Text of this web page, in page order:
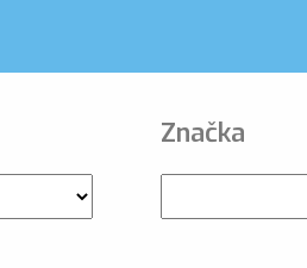
Značka